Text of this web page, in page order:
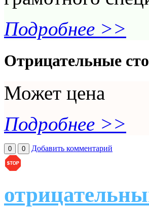
Подробнее >>
Отрицательные
Может цена
Подробнее >>
0 0 Добавить комментарий